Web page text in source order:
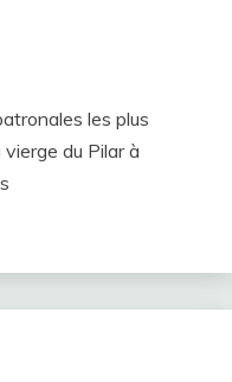
les plus
du Pilar à